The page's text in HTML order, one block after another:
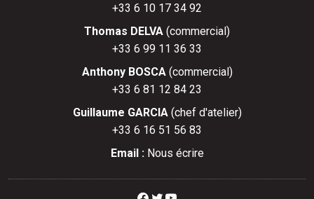
+33 6 10 17 34 92
Thomas DELVA (commercial)
+33 6 99 11 36 33
Anthony BOSCA(commercial)
+33 6 81 12 84 23
Guillaume GARCIA(chef d'atelier)
+33 6 16 51 56 83
Email : Nous écrire